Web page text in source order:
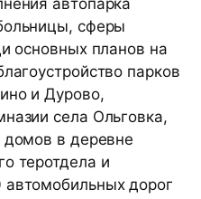
автопарка
сферы
основных планов на
парков
и Дурово,
села Ольговка,
домов в деревне
теротдела и
дорог